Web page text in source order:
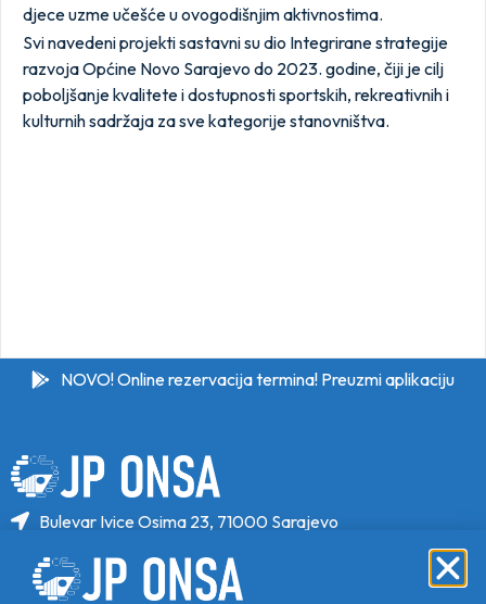
djece uzme učešće u ovogodišnjim aktivnostima.
Svi navedeni projekti sastavni su dio Integrirane strategije
razvoja Općine Novo Sarajevo do 2023. godine, čiji je cilj
poboljšanje kvalitete i dostupnosti sportskih, rekreativnih i
kulturnih sadržaja za sve kategorije stanovništva.
NOVO! Online rezervacija termina! Preuzmi aplikaciju
Bulevar Ivice Osima 23, 71000 Sarajevo
+387 33 646 471
info@jponsa.ba